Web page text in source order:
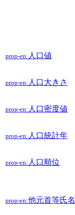
prop-en: 人口値
prop-en: 人口大きさ
prop-en: 人口密度値
prop-en: 人口統計年
prop-en: 人口順位
prop-en:他元首等氏名